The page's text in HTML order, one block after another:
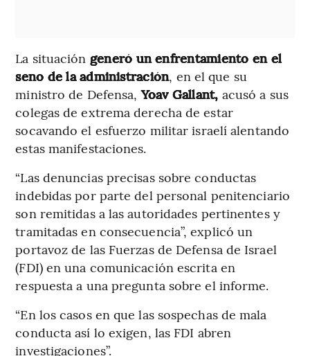
La situación generó un enfrentamiento en el
seno de la administración, en el que su
ministro de Defensa,Yoav Gallant, acusó a sus
colegas de extrema derecha de estar
socavando el esfuerzo militar israelí alentando
estas manifestaciones.
“Las denuncias precisas sobre conductas
indebidas por parte del personal penitenciario
son remitidas a las autoridades pertinentes y
tramitadas en consecuencia”, explicó un
portavoz de las Fuerzas de Defensa de Israel
(FDI) en una comunicación escrita en
respuesta a una pregunta sobre el informe.
“En los casos en que las sospechas de mala
conducta así lo exigen, las FDI abren
investigaciones”.